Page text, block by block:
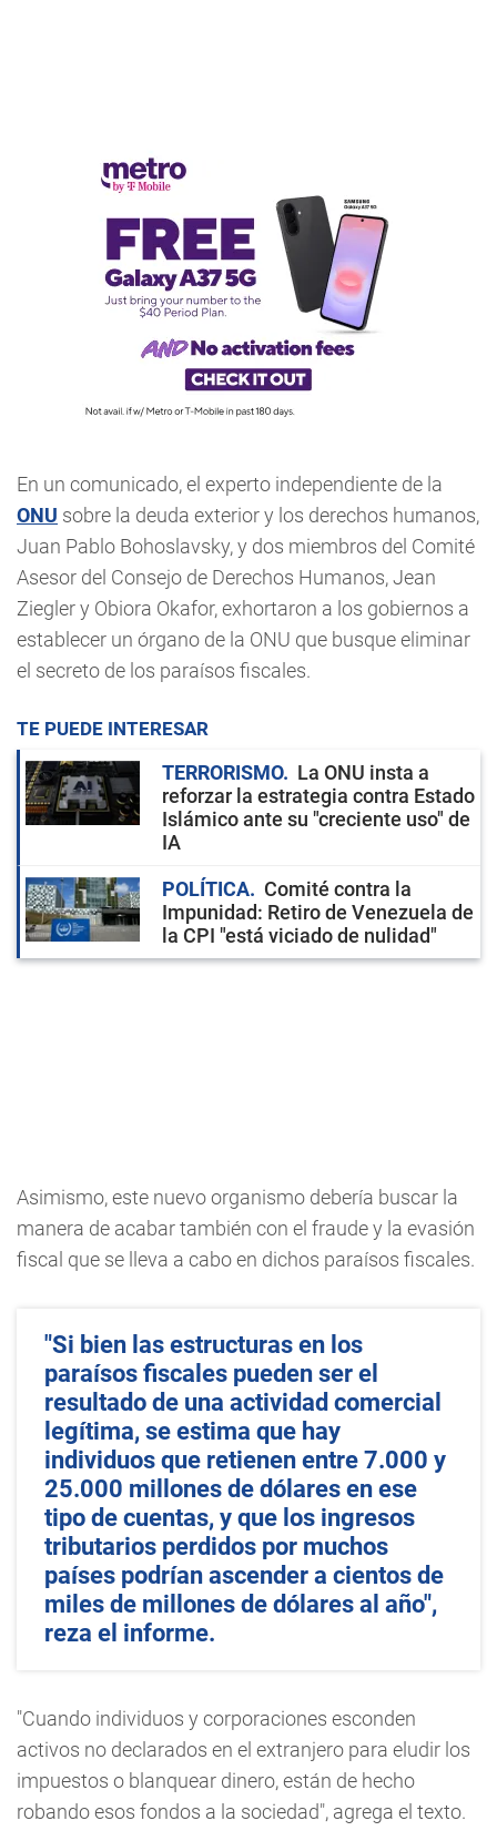
En un comunicado, el experto independiente de la
ONU sobre la deuda exterior y los derechos humanos,
Juan Pablo Bohoslavsky, y dos miembros del Comité
Asesor del Consejo de Derechos Humanos, Jean
Ziegler y Obiora Okafor, exhortaron a los gobiernos a
establecer un órgano de la ONU que busque eliminar
el secreto de los paraísos fiscales.
TE PUEDE INTERESAR
TERRORISMO
La ONU insta a
reforzar la estrategia contra Estado
Islámico ante su "creciente uso" de
IA
POLÍTICA
Comité contra la
Impunidad: Retiro de Venezuela de
la CPI "está viciado de nulidad"
Asimismo, este nuevo organismo debería buscar la
manera de acabar también con el fraude y la evasión
fiscal que se lleva a cabo en dichos paraísos fiscales.
"Si bien las estructuras en los
paraísos fiscales pueden ser el
resultado de una actividad comercial
legítima, se estima que hay
individuos que retienen entre 7.000 y
25.000 millones de dólares en ese
tipo de cuentas, y que los ingresos
tributarios perdidos por muchos
países podrían ascender a cientos de
miles de millones de dólares al año",
reza el informe.
"Cuando individuos y corporaciones esconden
activos no declarados en el extranjero para eludir los
impuestos o blanquear dinero, están de hecho
robando esos fondos a la sociedad", agrega el texto.